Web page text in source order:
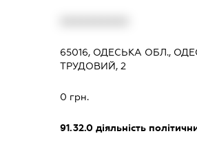
65016, ОДЕСЬКА ОБЛ.,
ТРУДОВИЙ, 2
0 грн.
91.32.0 діяльність